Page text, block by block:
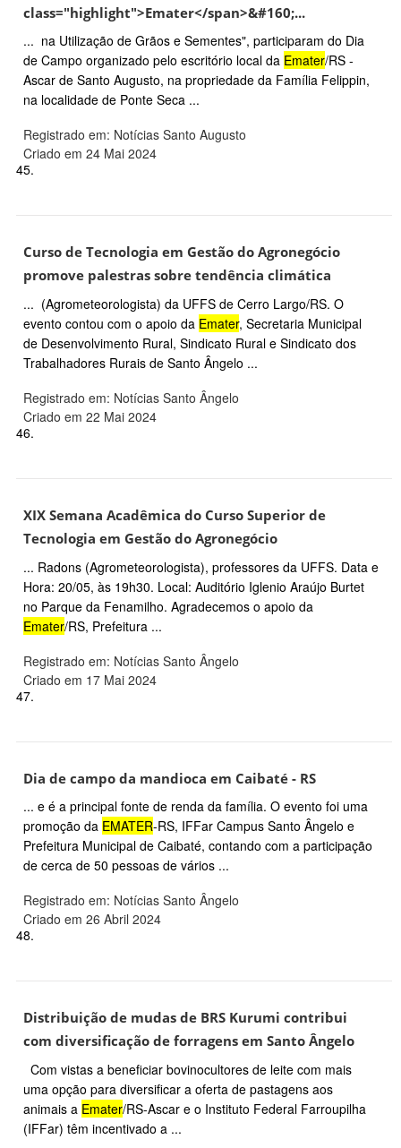
class="highlight">Emater</span>&#160;...
... na Utilização de Grãos e Sementes", participaram do Dia
de Campo organizado pelo escritório local da Emater/RS -
Ascar de Santo Augusto, na propriedade da Família Felippin,
na localidade de Ponte Seca ...
Registrado em: Notícias Santo Augusto
Criado em 24 Mai 2024
45.
Curso de Tecnologia em Gestão do Agronegócio
promove palestras sobre tendência climática
... (Agrometeorologista) da UFFS de Cerro Largo/RS. O
evento contou com o apoio da Emater, Secretaria Municipal
de Desenvolvimento Rural, Sindicato Rural e Sindicato dos
Trabalhadores Rurais de Santo Ângelo ...
Registrado em: Notícias Santo Ângelo
Criado em 22 Mai 2024
46.
XIX Semana Acadêmica do Curso Superior de
Tecnologia em Gestão do Agronegócio
... Radons (Agrometeorologista), professores da UFFS. Data e
Hora: 20/05, às 19h30. Local: Auditório Iglenio Araújo Burtet
no Parque da Fenamilho. Agradecemos o apoio da
Emater/RS, Prefeitura ...
Registrado em: Notícias Santo Ângelo
Criado em 17 Mai 2024
47.
Dia de campo da mandioca em Caibaté - RS
... e é a principal fonte de renda da família. O evento foi uma
promoção da EMATER-RS, IFFar Campus Santo Ângelo e
Prefeitura Municipal de Caibaté, contando com a participação
de cerca de 50 pessoas de vários ...
Registrado em: Notícias Santo Ângelo
Criado em 26 Abril 2024
48.
Distribuição de mudas de BRS Kurumi contribui
com diversificação de forragens em Santo Ângelo
Com vistas a beneficiar bovinocultores de leite com mais
uma opção para diversificar a oferta de pastagens aos
animais a Emater/RS-Ascar e o Instituto Federal Farroupilha
(IFFar) têm incentivado a ...